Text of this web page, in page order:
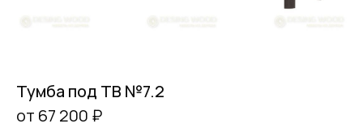
Тумба под ТВ №7.2
от 67 200 ₽